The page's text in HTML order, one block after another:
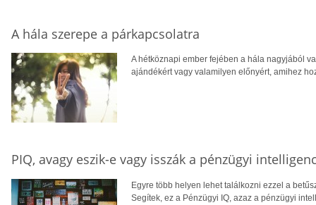
A hála szerepe a párkapcsolatra
A hétköznapi ember fejében a hála nagyjából
ajándékért vagy valamilyen előnyért, amihez
PIQ, avagy eszik-e vagy isszák a pénzügyi
Egyre több helyen lehet találkozni ezzel a
Segítek, ez a Pénzügyi IQ, azaz a pénzügyi